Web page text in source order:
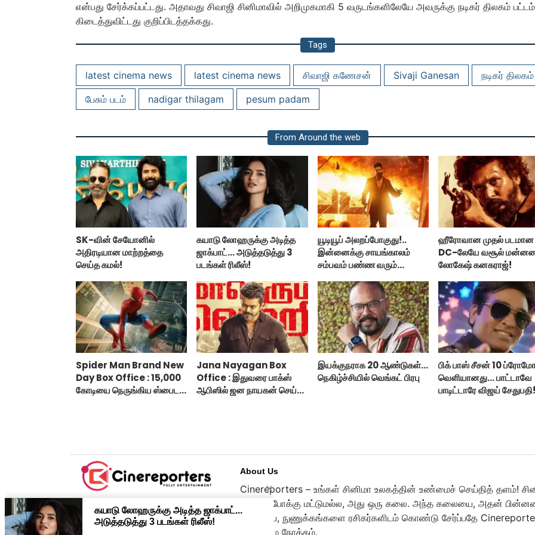
என்பது சேர்க்கப்பட்டது. அதாவது சிவாஜி சினிமாவில் அறிமுகமாகி 5 வருடங்களிலேயே அவருக்கு நடிகர் திலகம் பட்டம்
கிடைத்துவிட்டது குறிப்பிடத்தக்கது.
Tags
latest cinema news latest cinema news சிவாஜி கணேசன் Sivaji Ganesan
நடிகர் திலகம்
பேசும் படம்
nadigar thilagam pesum padam
From Around the web
SK-வின் சேயோனில்
அதிரடியான மாற்றத்தை
செய்த கமல்!
கயாடு லோஹருக்கு அடித்த
ஜாக்பாட்... அடுத்தடுத்து 3
படங்கள் ரிலீஸ்!
யூடியூப் அலறப்போகுது!..
இன்னைக்கு சாயங்காலம்
சம்பவம் பண்ண வரும்
ஹீரோவான முதல் படமான
DC-லேயே வசூல்
லோகேஷ் கனகராஜ்!
Spider Man Brand New
Day Box Office : 15,000
கோடியை நெருங்கிய ஸ்பைடர்
Jana Nayagan Box
Office : இதுவரை பாக்ஸ்
ஆபிஸில் ஜன நாயகன் செய்த
இயக்குநராக 20 ஆண்டுகள்...
நெகிழ்ச்சியில் வெங்கட் பிரபு
பிக் பாஸ் சீசன் 10
வெளியானது... பாட்டாவே
பாடிட்டாரே விஜய்
About Us
Cinereporters – உங்கள் சினிமா உலகத்தின் உண்மைச் செய்தித் தளம்!
பொழுதுபோக்கு மட்டுமல்ல, அது ஒரு கலை. அந்த கலையை, அதன்
உழைப்பை, நுணுக்கங்களை ரசிகர்களிடம் கொண்டு சேர்ப்பதே
முதன்மை நோக்கம்.